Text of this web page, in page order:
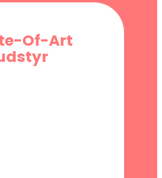
Of-Art